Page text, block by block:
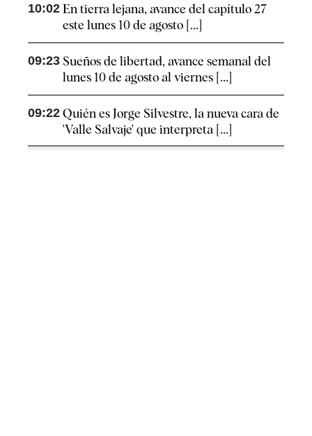
10:02 En tierra lejana, avance del capítulo 27
este lunes 10 de agosto [...]
09:23 Sueños de libertad, avance semanal del
lunes 10 de agosto al viernes [...]
09:22 Quién es Jorge Silvestre, la nueva cara de
'Valle Salvaje' que interpreta [...]